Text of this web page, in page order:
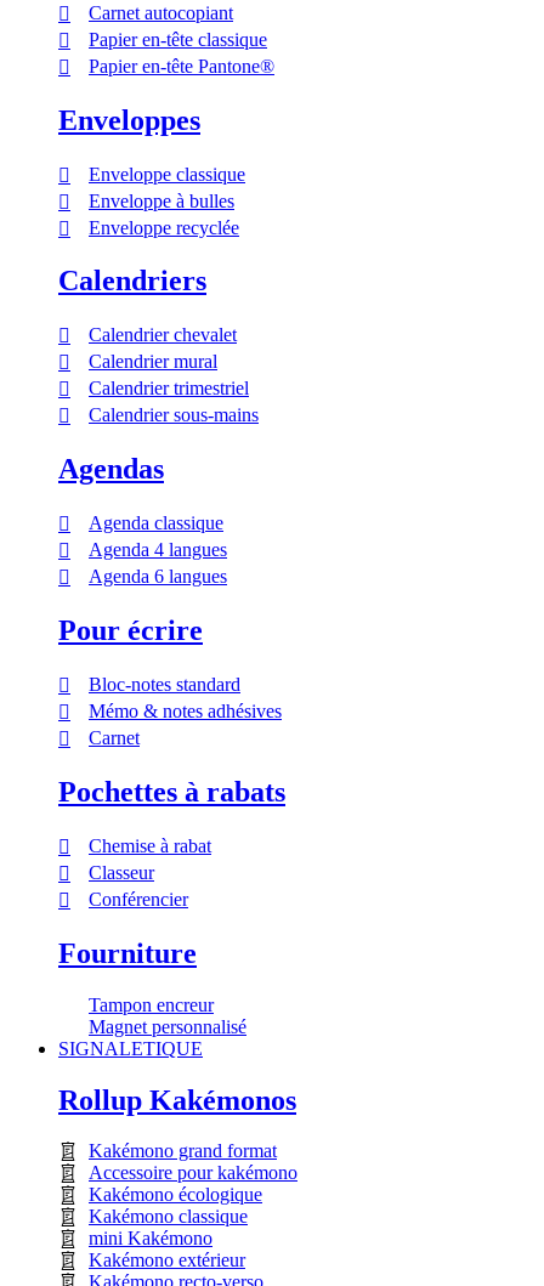
Carnet autocopiant
Papier en-tête classique
Papier en-tête Pantone®
Enveloppes
Enveloppe classique
Enveloppe à bulles
Enveloppe recyclée
Calendriers
Calendrier chevalet
Calendrier mural
Calendrier trimestriel
Calendrier sous-mains
Agendas
Agenda classique
Agenda 4 langues
Agenda 6 langues
Pour écrire
Bloc-notes standard
Mémo & notes adhésives
Carnet
Pochettes à rabats
Chemise à rabat
Classeur
Conférencier
Fourniture
Tampon encreur
Magnet personnalisé
SIGNALETIQUE
Rollup Kakémonos
Kakémono grand format
Accessoire pour kakémono
Kakémono écologique
Kakémono classique
mini Kakémono
Kakémono extérieur